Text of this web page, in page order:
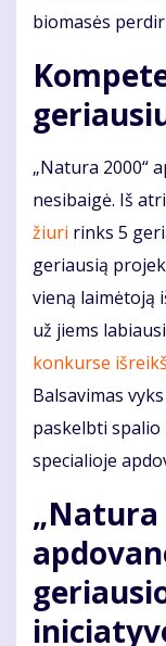
biomasės
„Natura 2000“
nesibaigė. Iš
žiuri rinks 5
geriausią
vieną laimėtoją
už jiems
konkurse
Balsavimas
paskelbti spalio
specialioje
„Natura